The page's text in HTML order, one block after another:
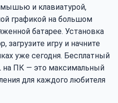
и клавиатурой,
графикой на большом
батарее. Установка
загрузите игру и начните
уже сегодня. Бесплатный
на ПК — это максимальный
для каждого любителя